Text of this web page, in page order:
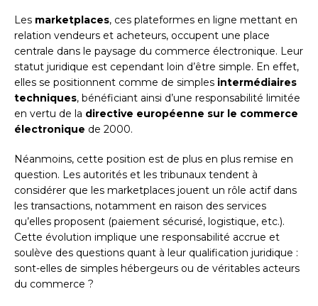
Les marketplaces, ces plateformes en ligne mettant en
relation vendeurs et acheteurs, occupent une place
centrale dans le paysage du commerce électronique. Leur
statut juridique est cependant loin d’être simple. En effet,
elles se positionnent comme de simples intermédiaires
techniques, bénéficiant ainsi d’une responsabilité limitée
en vertu de la directive européenne sur le commerce
électronique de 2000.
Néanmoins, cette position est de plus en plus remise en
question. Les autorités et les tribunaux tendent à
considérer que les marketplaces jouent un rôle actif dans
les transactions, notamment en raison des services
qu’elles proposent (paiement sécurisé, logistique, etc.).
Cette évolution implique une responsabilité accrue et
soulève des questions quant à leur qualification juridique :
sont-elles de simples hébergeurs ou de véritables acteurs
du commerce ?